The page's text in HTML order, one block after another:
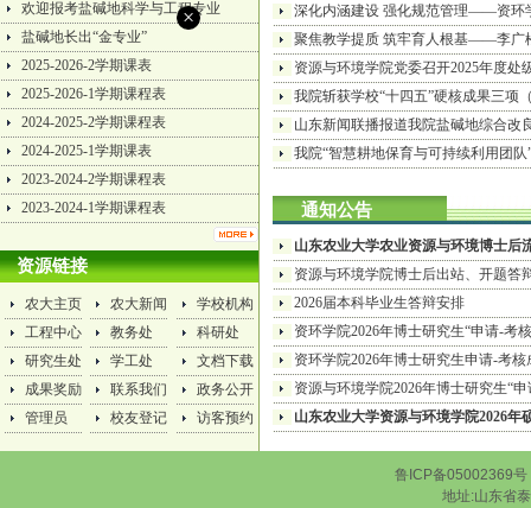
欢迎报考盐碱地科学与工程专业
盐碱地长出“金专业”
2025-2026-2学期课表
2025-2026-1学期课程表
2024-2025-2学期课程表
2024-2025-1学期课表
2023-2024-2学期课程表
2023-2024-1学期课程表
资源链接
农大主页 农大新闻
学校机构
工程中心
教务处
科研处
研究生处
学工处
文档下载
成果奖励
联系我们
政务公开
管理员
校友登记 访客预约
深化内涵建设 强化规范管理——资环
聚焦教学提质 筑牢育人根基——李广
资源与环境学院党委召开2025年度处
我院斩获学校“十四五”硬核成果三项
山东新闻联播报道我院盐碱地综合改
我院“智慧耕地保育与可持续利用团
通知公告
山东农业大学农业资源与环境博士后
资源与环境学院博士后出站、开题答
2026届本科毕业生答辩安排
资环学院2026年博士研究生“申请-考
资环学院2026年博士研究生申请-考核
资源与环境学院2026年博士研究生“
山东农业大学资源与环境学院2026
鲁ICP备05002369
地址:山东省